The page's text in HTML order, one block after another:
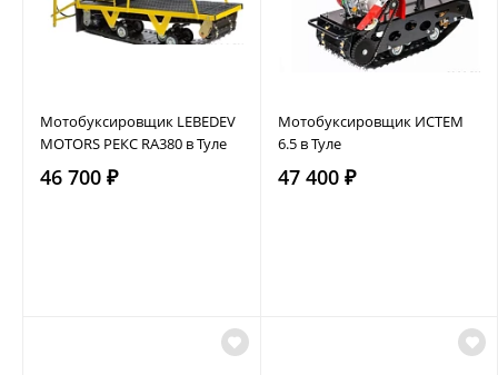
Мотобуксировщик LEBEDEV
MOTORS РЕКС RA380 в Туле
46 700 ₽
Мотобуксировщик ИСТЕМ
6.5 в Туле
47 400 ₽